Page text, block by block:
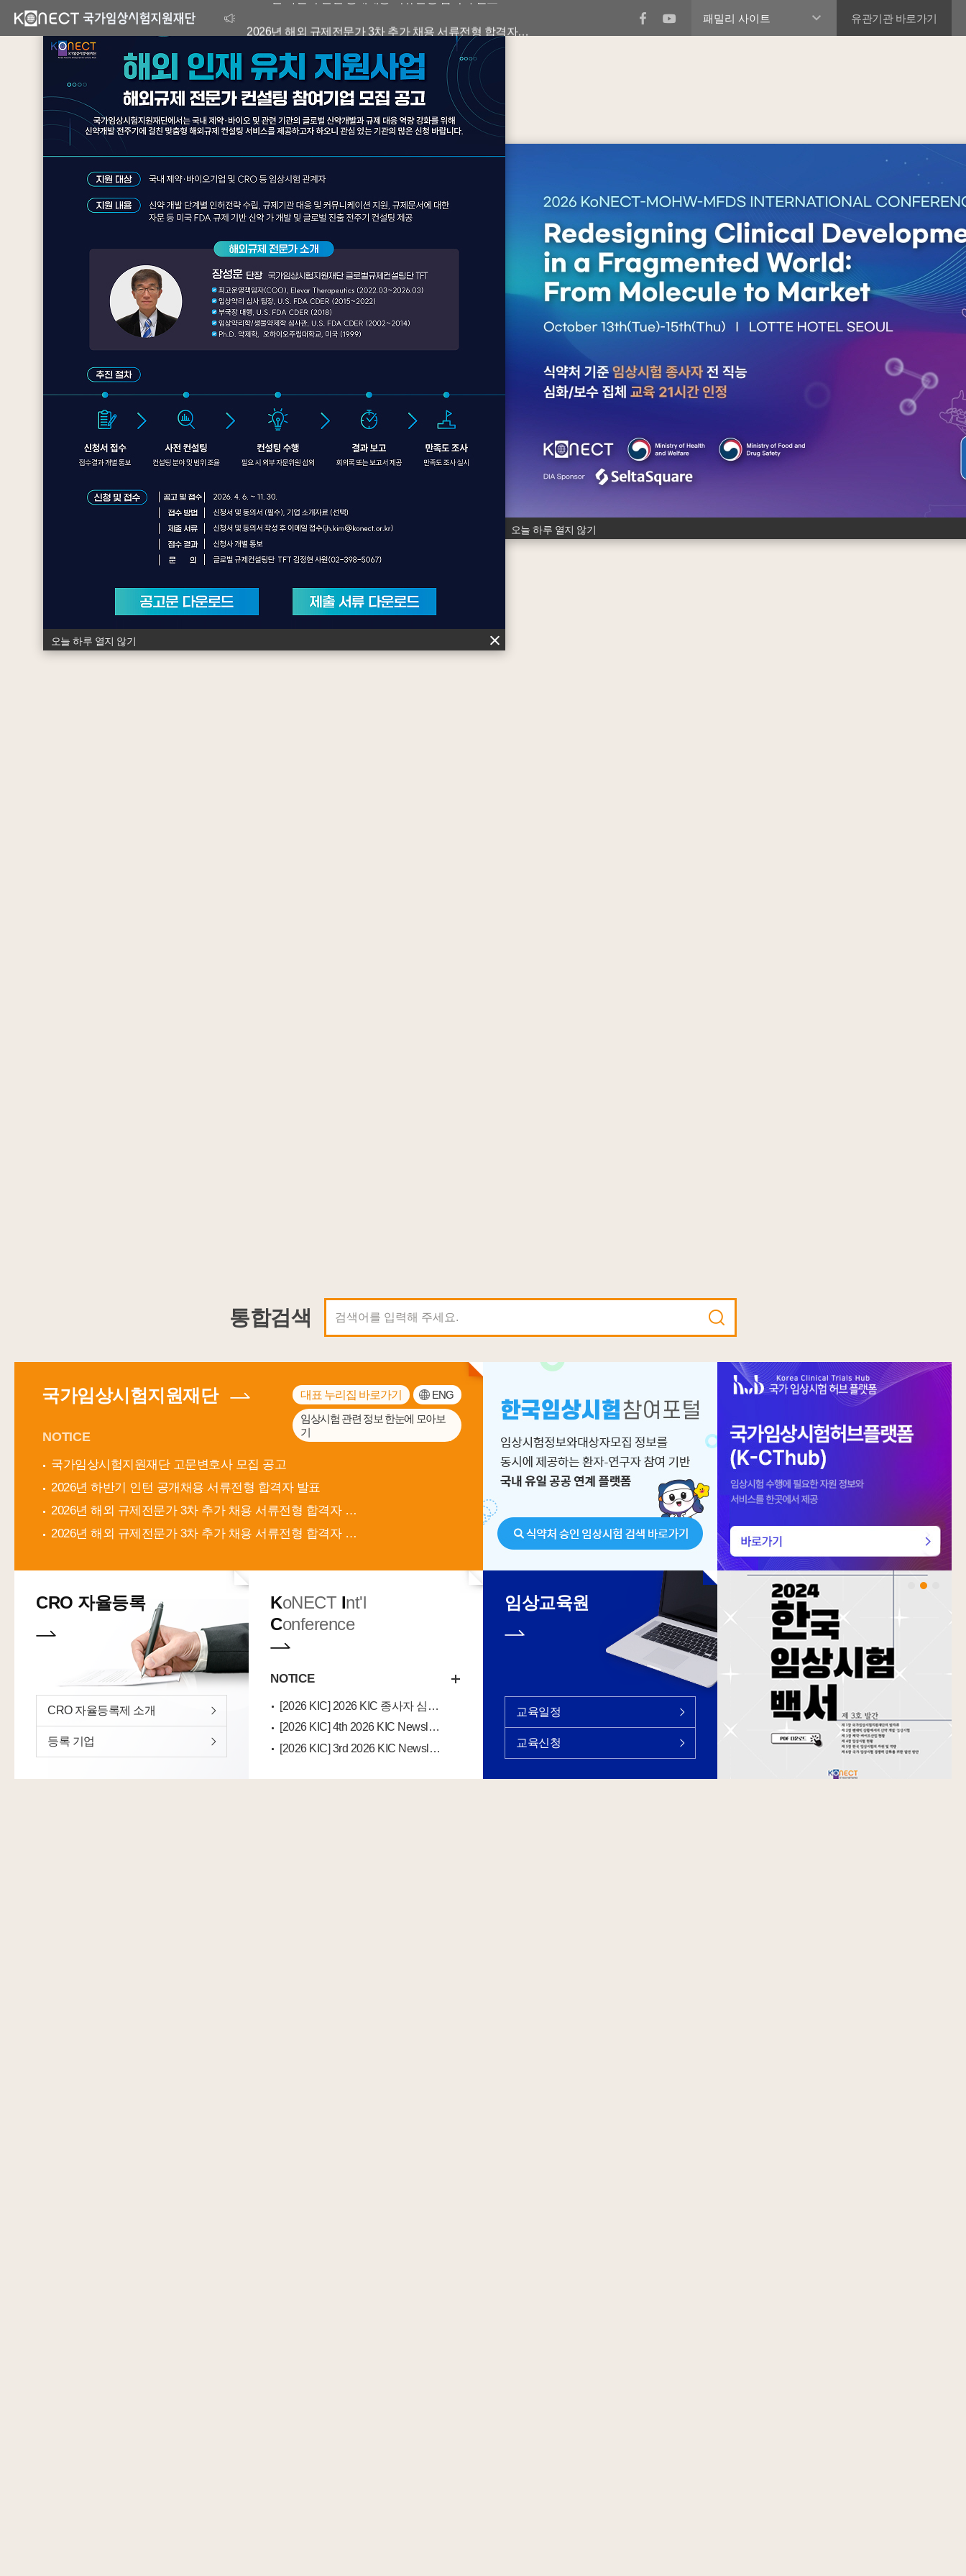
2026년 해외 인재유치 지원 사업 전담인력 채용
국가임상시험지원재단 고문변호사 모집 공고
2026년 해외 인재유치 지원 사업 전담인력 채용
유관기관 바로가기
통합검색
국가임상시험지원재단 대표 누리집 바로가기
ENG
임상시험 관련 정보 한눈에 모아보
기
NOTICE
국가임상시험지원재단 고문변호사 모집 공고
2026년 하반기 인턴 공개채용 서류전형 합격자 발표
2026년 해외 규제전문가 3차 추가 채용 서류전형 합격자 발표
2026년 해외 규제전문가 3차 추가 채용 서류전형 합격자 발표 연기 안내
국내 대표 임상시험 지원 전문기관
CRO 자율등록
CRO 자율등록제 소개
등록 기업
임상시험수탁기관(CRO)
KoNECT Int'l
Conference
NOTICE
[2026 KIC] 2026 KIC 종사자 심화 및 보수 교육 등록자 안내
[2026 KIC] 4th 2026 KIC Newsletter
[2026 KIC] 3rd 2026 KIC Newsletter
임상교육원
교육일정
교육신청
교육·인증제
오늘 하루 열지 않기
오늘 하루 열지 않기